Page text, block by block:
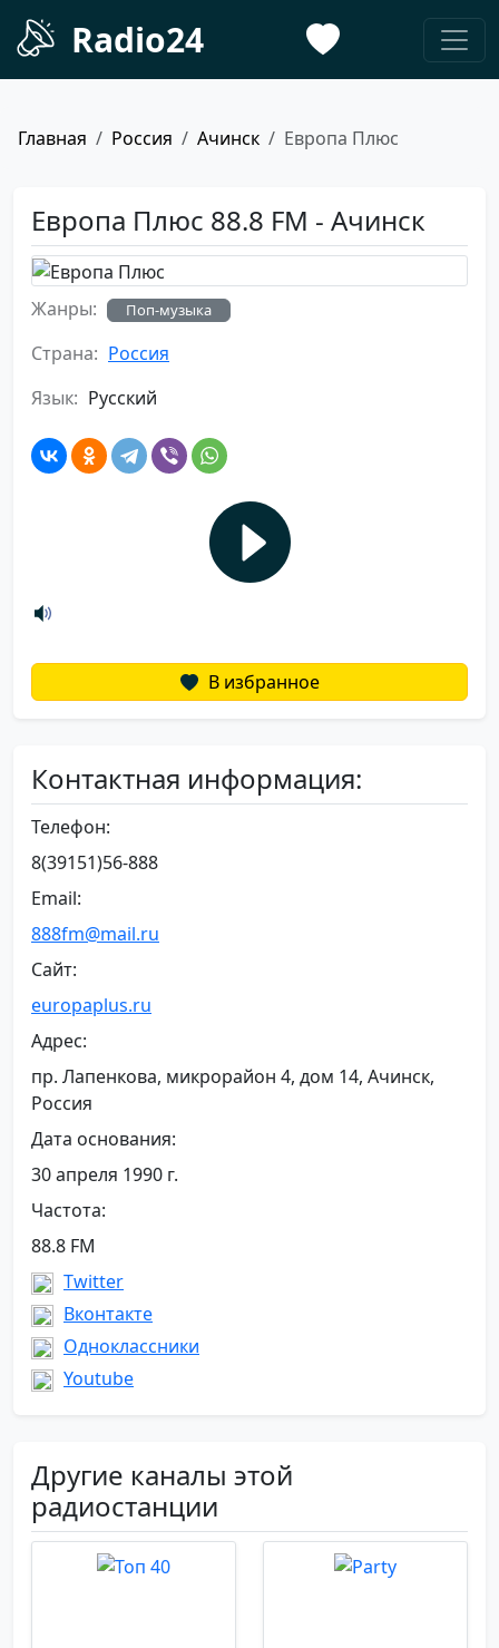
Radio24
Главная Россия Ачинск Европа Плюс
Европа Плюс 88.8 FM - Ачинск
Жанры: Поп-музыка
Страна: Россия
Язык: Русский
В избранное
Контактная информация:
Телефон:
8(39151)56-888
Email:
888fm@mail.ru
Сайт:
europaplus.ru
Адрес:
пр. Лапенкова, микрорайон 4, дом 14, Ачинск,
Россия
Дата основания:
30 апреля 1990 г.
Частота:
88.8 FM
Twitter
Вконтакте
Одноклассники
Youtube
Другие каналы этой
радиостанции